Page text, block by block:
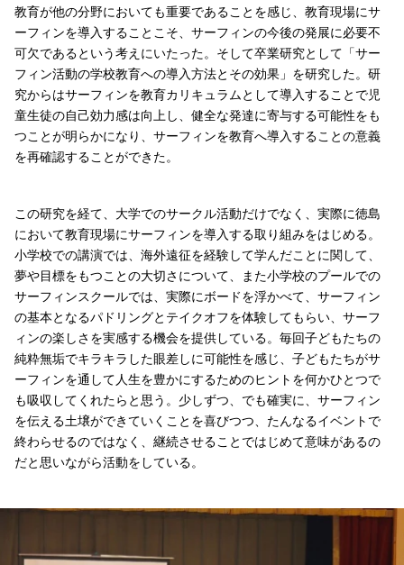
教育が他の分野においても重要であることを感じ、教育現場にサ
ーフィンを導入することこそ、サーフィンの今後の発展に必要不
可欠であるという考えにいたった。そして卒業研究として「サー
フィン活動の学校教育への導入方法とその効果」を研究した。研
究からはサーフィンを教育カリキュラムとして導入することで児
童生徒の自己効力感は向上し、健全な発達に寄与する可能性をも
つことが明らかになり、サーフィンを教育へ導入することの意義
を再確認することができた。
この研究を経て、大学でのサークル活動だけでなく、実際に徳島
において教育現場にサーフィンを導入する取り組みをはじめる。
小学校での講演では、海外遠征を経験して学んだことに関して、
夢や目標をもつことの大切さについて、また小学校のプールでの
サーフィンスクールでは、実際にボードを浮かべて、サーフィン
の基本となるパドリングとテイクオフを体験してもらい、サーフ
ィンの楽しさを実感する機会を提供している。毎回子どもたちの
純粋無垢でキラキラした眼差しに可能性を感じ、子どもたちがサ
ーフィンを通して人生を豊かにするためのヒントを何かひとつで
も吸収してくれたらと思う。少しずつ、でも確実に、サーフィン
を伝える土壌ができていくことを喜びつつ、たんなるイベントで
終わらせるのではなく、継続させることではじめて意味があるの
だと思いながら活動をしている。